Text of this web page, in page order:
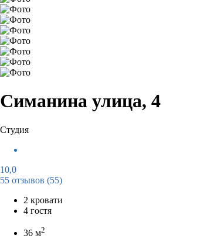
Симанина улица, 4
Студия
10,0
55 отзывов (55)
2 кровати
4 гостя
36 м2